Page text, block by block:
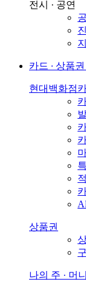
전시 · 공연
카드 ∙ 상품권
현대백화점
상품권
나의 주 · 머니